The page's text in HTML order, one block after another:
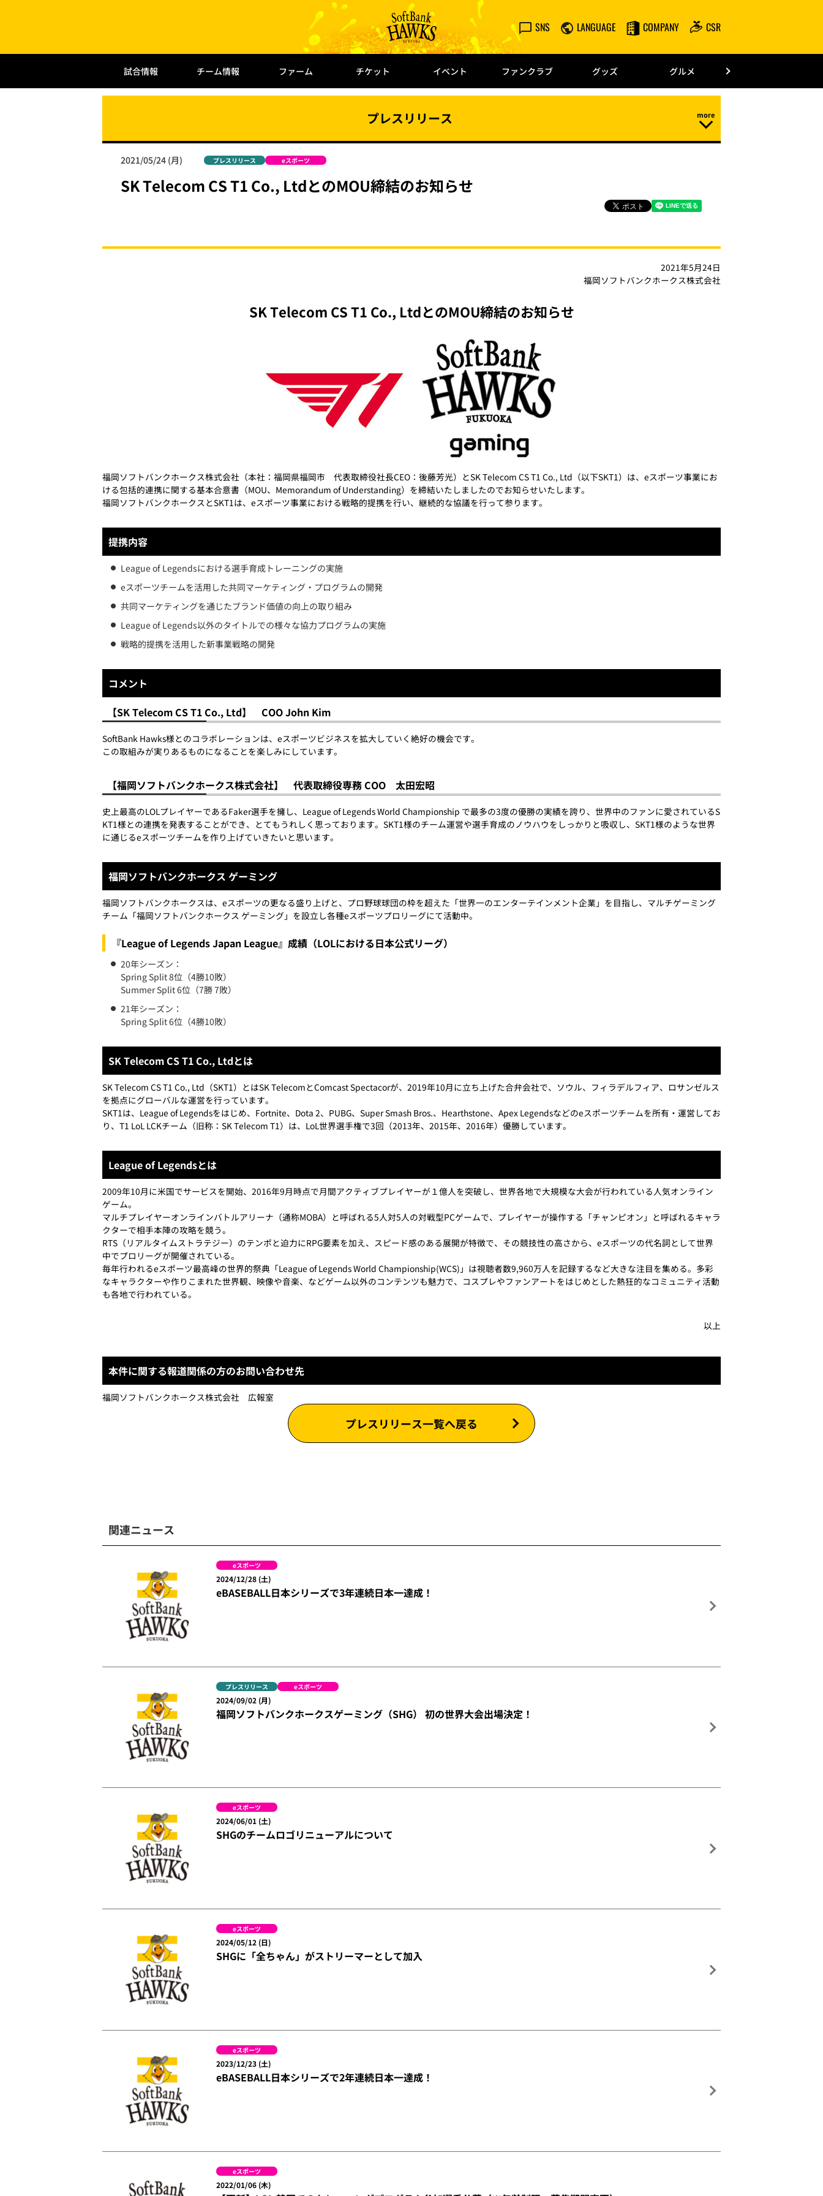
SNS LANGUAGE COMPANY CSR
試合情報 チーム情報 ファーム チケット イベント ファンクラブ グッズ グルメ
プレスリリース
2021/05/24 (月) プレスリリース eスポーツ
SK Telecom CS T1 Co., LtdとのMOU締結のお知らせ
2021年5月24日
福岡ソフトバンクホークス株式会社
SK Telecom CS T1 Co., LtdとのMOU締結のお知らせ
福岡ソフトバンクホークス株式会社（本社：福岡県福岡市 代表取締役社長CEO：後藤芳光）とSK Telecom CS T1 Co., Ltd（以下SKT1）は、eスポーツ事業にお
ける包括的連携に関する基本合意書（MOU、Memorandum of Understanding）を締結いたしましたのでお知らせいたします。
福岡ソフトバンクホークスとSKT1は、eスポーツ事業における戦略的提携を行い、継続的な協議を行って参ります。
提携内容
League of Legendsにおける選手育成トレーニングの実施
eスポーツチームを活用した共同マーケティング・プログラムの開発
共同マーケティングを通じたブランド価値の向上の取り組み
League of Legends以外のタイトルでの様々な協力プログラムの実施
戦略的提携を活用した新事業戦略の開発
コメント
【SK Telecom CS T1 Co., Ltd】 COO John Kim
SoftBank Hawks様とのコラボレーションは、eスポーツビジネスを拡大していく絶好の機会です。
この取組みが実りあるものになることを楽しみにしています。
【福岡ソフトバンクホークス株式会社】 代表取締役専務 COO 太田宏昭
史上最高のLOLプレイヤーであるFaker選手を擁し、League of Legends World Championship で最多の3度の優勝の実績を誇り、世界中のファンに愛されているS
KT1様との連携を発表することができ、とてもうれしく思っております。SKT1様のチーム運営や選手育成のノウハウをしっかりと吸収し、SKT1様のような世界
に通じるeスポーツチームを作り上げていきたいと思います。
福岡ソフトバンクホークス ゲーミング
福岡ソフトバンクホークスは、eスポーツの更なる盛り上げと、プロ野球球団の枠を超えた「世界一のエンターテインメント企業」を目指し、マルチゲーミング
チーム「福岡ソフトバンクホークス ゲーミング」を設立し各種eスポーツプロリーグにて活動中。
『League of Legends Japan League』成績（LOLにおける日本公式リーグ）
20年シーズン：
Spring Split 8位（4勝10敗）
Summer Split 6位（7勝 7敗）
21年シーズン：
Spring Split 6位（4勝10敗）
SK Telecom CS T1 Co., Ltdとは
SK Telecom CS T1 Co., Ltd（SKT1）とはSK TelecomとComcast Spectacorが、2019年10月に立ち上げた合弁会社で、ソウル、フィラデルフィア、ロサンゼルス
を拠点にグローバルな運営を行っています。
SKT1は、League of Legendsをはじめ、Fortnite、Dota 2、PUBG、Super Smash Bros.、Hearthstone、Apex Legendsなどのeスポーツチームを所有・運営してお
り、T1 LoL LCKチーム（旧称：SK Telecom T1）は、LoL世界選手権で3回（2013年、2015年、2016年）優勝しています。
League of Legendsとは
2009年10月に米国でサービスを開始、2016年9月時点で月間アクティブプレイヤーが１億人を突破し、世界各地で大規模な大会が行われている人気オンライン
ゲーム。
マルチプレイヤーオンラインバトルアリーナ（通称MOBA）と呼ばれる5人対5人の対戦型PCゲームで、プレイヤーが操作する「チャンピオン」と呼ばれるキャラ
クターで相手本陣の攻略を競う。
RTS（リアルタイムストラテジー）のテンポと迫力にRPG要素を加え、スピード感のある展開が特徴で、その競技性の高さから、eスポーツの代名詞として世界
中でプロリーグが開催されている。
毎年行われるeスポーツ最高峰の世界的祭典「League of Legends World Championship(WCS)」は視聴者数9,960万人を記録するなど大きな注目を集める。多彩
なキャラクターや作りこまれた世界観、映像や音楽、などゲーム以外のコンテンツも魅力で、コスプレやファンアートをはじめとした熱狂的なコミュニティ活動
も各地で行われている。
以上
本件に関する報道関係の方のお問い合わせ先
福岡ソフトバンクホークス株式会社 広報室
プレスリリース一覧へ戻る
関連ニュース
eスポーツ
2024/12/28 (土)
eBASEBALL日本シリーズで3年連続日本一達成！
プレスリリース eスポーツ
2024/09/02 (月)
福岡ソフトバンクホークスゲーミング（SHG） 初の世界大会出場決定！
eスポーツ
2024/06/01 (土)
SHGのチームロゴリニューアルについて
eスポーツ
2024/05/12 (日)
SHGに「全ちゃん」がストリーマーとして加入
eスポーツ
2023/12/23 (土)
eBASEBALL日本シリーズで2年連続日本一達成！
eスポーツ
2022/01/06 (木)